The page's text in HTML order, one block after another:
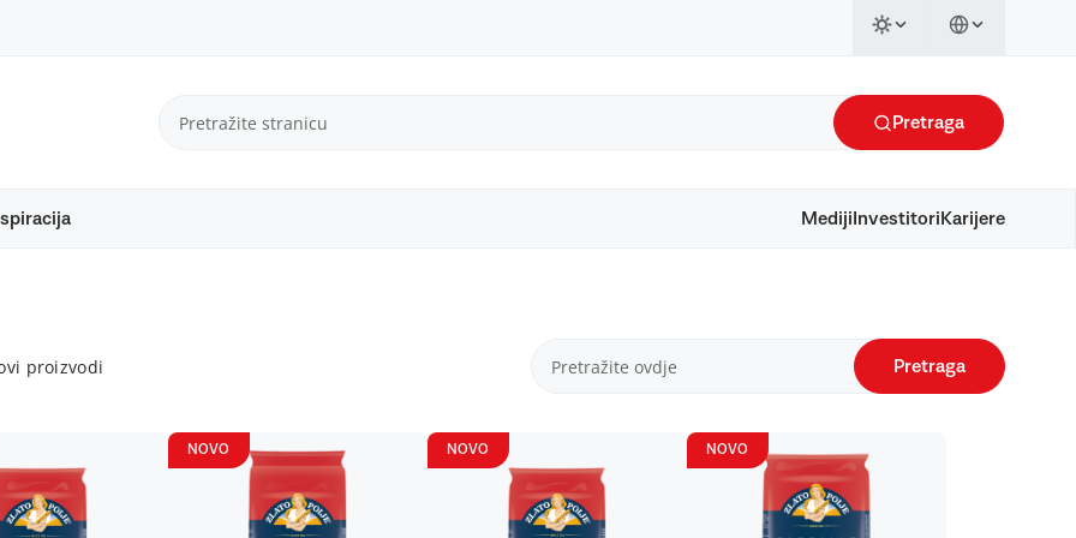
Pretraga
Mediji Investitori Karijere
proizvodi Pretraga
NOVO NOVO NOVO